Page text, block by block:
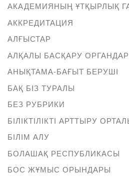
АКАДЕМИЯНЫҢ ҰТҚЫРЛЫҚ
АККРЕДИТАЦИЯ
АЛҒЫСТАР
АЛҚАЛЫ БАСҚАРУ
АНЫҚТАМА-БАҒЫТ БЕРУШІ
БАҚ БІЗ ТУРАЛЫ
БЕЗ РУБРИКИ
БІЛІКТІЛІКТІ АРТТЫРУ
БІЛІМ АЛУ
БОЛАШАҚ РЕСПУБЛИКАСЫ
БОС ЖҰМЫС ОРЫНДАРЫ